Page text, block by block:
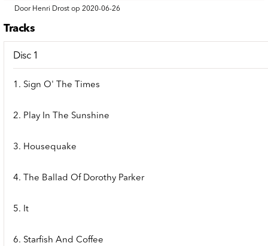
Door Henri Drost op 2020-06-26
Tracks
Disc 1
1. Sign O' The Times
2. Play In The Sunshine
3. Housequake
4. The Ballad Of Dorothy Parker
5. It
6. Starfish And Coffee